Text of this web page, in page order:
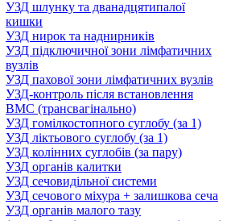
УЗД шлунку та дванадцятипалої
кишки
УЗД нирок та наднирників
УЗД підключичної зони лімфатичних
вузлів
УЗД пахової зони лімфатичних вузлів
УЗД-контроль після встановлення
ВМС (трансвагінально)
УЗД гомілкостопного суглобу (за 1)
УЗД ліктьового суглобу (за 1)
УЗД колінних суглобів (за пару)
УЗД органів калитки
УЗД сечовидільної системи
УЗД сечового міхура + залишкова сеча
УЗД органів малого тазу